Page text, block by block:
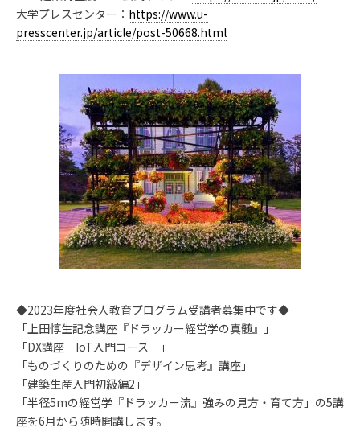
大学プレスセンター： https://www.u-
presscenter.jp/article/post-50668.html
◆2023年度社会人教育プログラム受講者募集中です◆
「上田惇生記念講座『ドラッカー経営学の真髄』」
「DX講座―IoT入門コース―」
「ものづくりのための『デザイン思考』講座」
「建築生産入門初級編2」
「半径5mの経営学『ドラッカー流』強みの見方・育て方」の5講
座を6月から随時開講します。